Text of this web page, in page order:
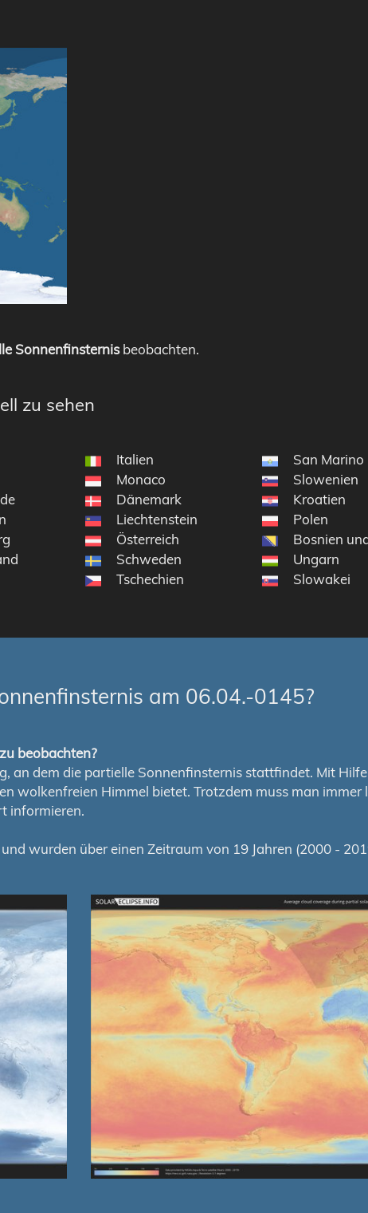
Sonnenfinsternisbeobachten.
zu sehen
Italien
Monaco
Dänemark
Liechtenstein
Österreich
Schweden
Tschechien
San Marino
Slowenien
Kroatien
Polen
Bosnien
Ungarn
Slowakei
am 06.04.-0145?
beobachten?
an dem die partielle Sonnenfinsternis stattfindet. Mit
wolkenfreien Himmel bietet. Trotzdem muss man
informieren.
und wurden über einen Zeitraum von 19 Jahren (2000 -